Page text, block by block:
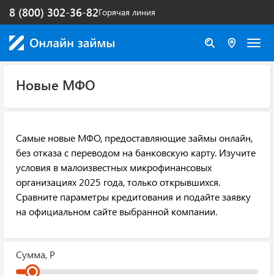
Горячая линия
8 (800) 302-36-82
Новые МФО
Самые новые МФО, предоставляющие займы онлайн,
без отказа с переводом на банковскую карту. Изучите
условия в малоизвестных микрофинансовых
организациях 2025 года, только открывшихся.
Сравните параметры кредитования и подайте заявку
на официальном сайте выбранной компании.
Сумма, Р